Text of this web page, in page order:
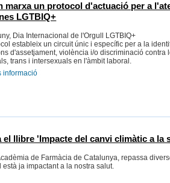
marxa un protocol d'actuació per a
LGTBIQ+
Dia Internacional de l'Orgull LGTBIQ+
estableix un circuit únic i específic per a la
d'assetjament, violència i/o discriminació contra
trans i intersexuals en l'àmbit laboral.
informació
el llibre 'Impacte del canvi climàtic a la
de Farmàcia de Catalunya, repassa
ja impactant a la nostra salut.